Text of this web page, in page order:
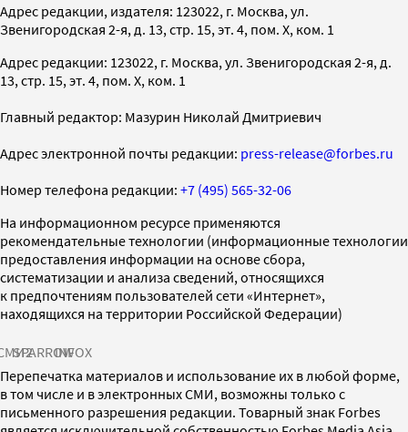
Адрес редакции, издателя: 123022, г. Москва, ул.
Звенигородская 2-я, д. 13, стр. 15, эт. 4, пом. X, ком. 1
Адрес редакции: 123022, г. Москва, ул. Звенигородская 2-я, д.
13, стр. 15, эт. 4, пом. X, ком. 1
Главный редактор: Мазурин Николай Дмитриевич
Адрес электронной почты редакции: press-release@forbes.ru
Номер телефона редакции: +7 (495) 565-32-06
На информационном ресурсе применяются
рекомендательные технологии (информационные технологии
предоставления информации на основе сбора,
систематизации и анализа сведений, относящихся
к предпочтениям пользователей сети «Интернет»,
находящихся на территории Российской Федерации)
SPARROWINFOX
Перепечатка материалов и использование их в любой форме,
в том числе и в электронных СМИ, возможны только с
письменного разрешения редакции. Товарный знак Forbes